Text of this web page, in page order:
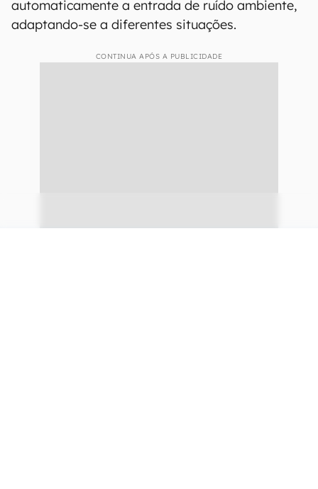
automaticamente a entrada de ruído ambiente,
adaptando-se a diferentes situações.
CONTINUA APÓS A PUBLICIDADE